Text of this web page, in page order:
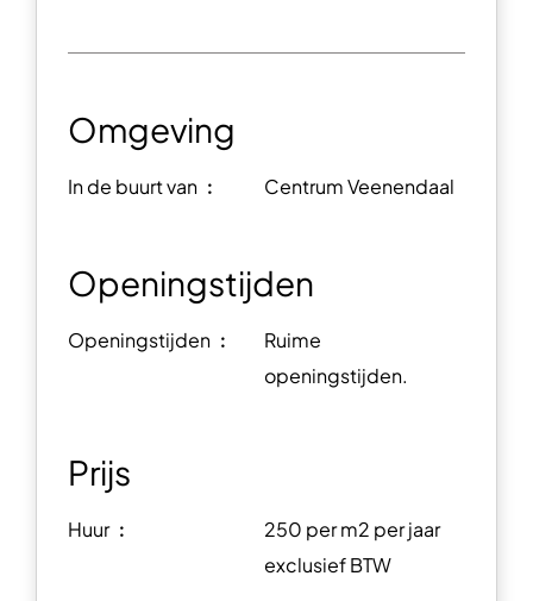
Omgeving
In de buurt van ︰ Centrum Veenendaal
Openingstijden
Openingstijden ︰
Ruime
openingstijden.
Prijs
Huur ︰
250 per m2 per jaar
exclusief BTW